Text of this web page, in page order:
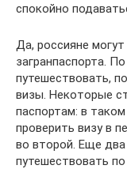
спокойно
Да, россияне
загранпаспорта.
путешествовать,
визы. Некоторые
паспортам: в
проверить визу в
во второй. Еще
путешествовать